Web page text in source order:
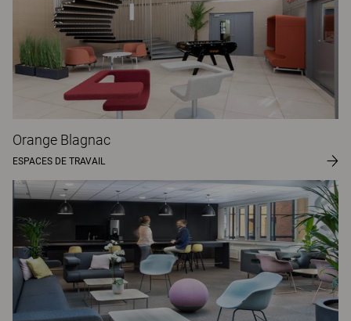
Orange Blagnac
ESPACES DE TRAVAIL